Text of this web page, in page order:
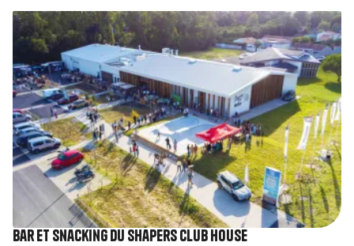
Bar et snacking du Shapers Club House